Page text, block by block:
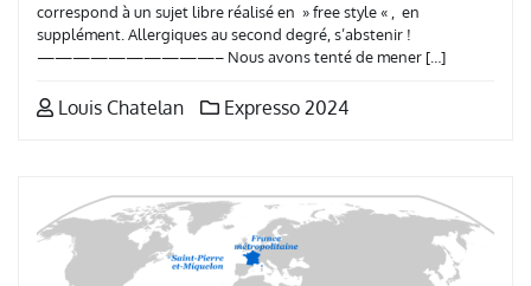
correspond à un sujet libre réalisé en » free style « , en
supplément. Allergiques au second degré, s’abstenir !
——————————– Nous avons tenté de mener […]
Louis Chatelan Expresso 2024